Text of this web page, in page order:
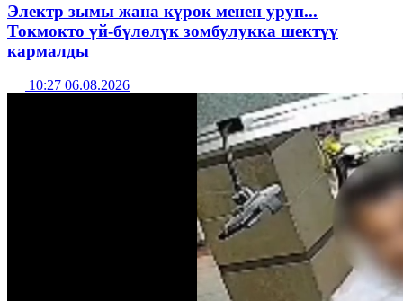
Электр зымы жана күрөк менен уруп...
Токмокто үй-бүлөлүк зомбулукка шектүү
кармалды
10:27 06.08.2026